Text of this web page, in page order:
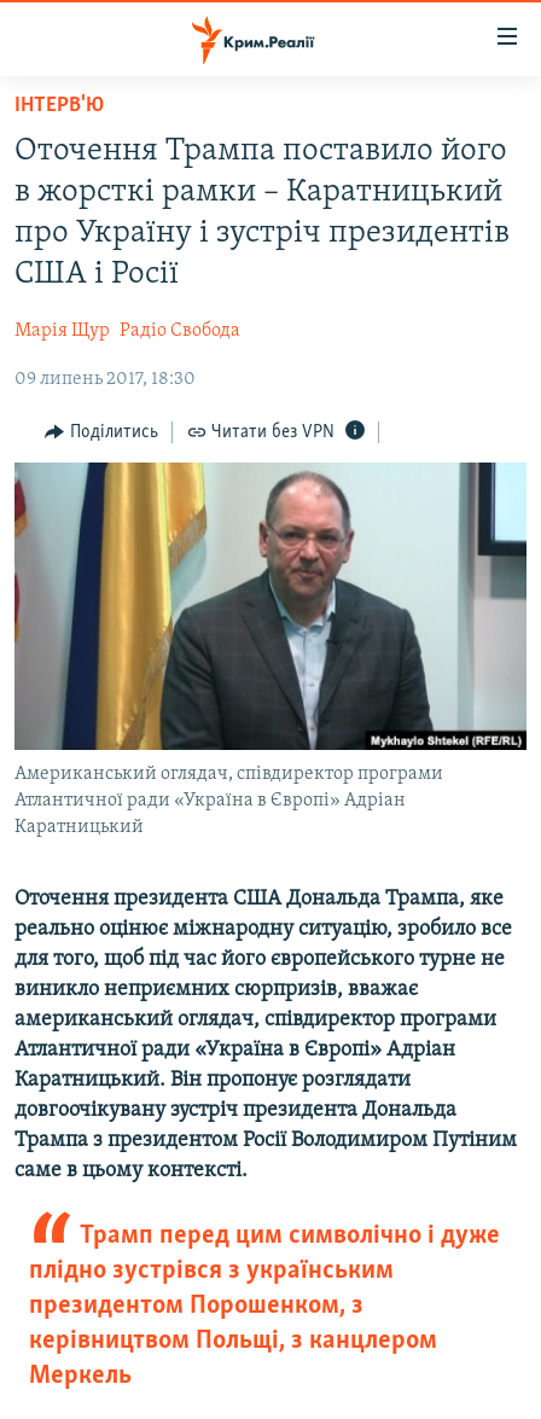
Перейти
основного
матеріалу
Перейти
до
основної
Перейти
до
ВІДЕО ТА ФОТО
ПОЛІТИКА
ПОГЛЯД
ІНТЕРВ'Ю
ВСЕ ЗА ДЕНЬ
СПЕЦПРОЕКТИ
ДЕПОРТАЦІЯ
ВІДЕОУРОКИ «ELIFBE»
СВІДЧЕННЯ ОКУПАЦІЇ
УКРАЇНСЬКА ПРОБЛЕМА КРИМУ
ІНФОГРАФІКА
ЯК ОБІЙТИ БЛОКУВАННЯ
Русский
Qırımtatar
ДОЛУЧАЙСЯ!
Усі сайти RFE/RL
ІНТЕРВ'Ю
Оточення Трампа поставило його
в жорсткі рамки – Каратницький
про Україну і зустріч президентів
США і Росії
Марія Щур Радіо Свобода
09 липень 2017, 18:30
Поділитись Читати без VPN
Американський оглядач, співдиректор програми
Атлантичної ради «Україна в Європі» Адріан
Каратницький
Оточення президента США Дональда Трампа, яке
реально оцінює міжнародну ситуацію, зробило все
для того, щоб під час його європейського турне не
виникло неприємних сюрпризів, вважає
американський оглядач, співдиректор програми
Атлантичної ради «Україна в Європі» Адріан
Каратницький. Він пропонує розглядати
довгоочікувану зустріч президента Дональда
Трампа з президентом Росії Володимиром Путіним
саме в цьому контексті.
Трамп перед цим символічно і дуже
плідно зустрівся з українським
президентом Порошенком, з
керівництвом Польщі, з канцлером
Меркель